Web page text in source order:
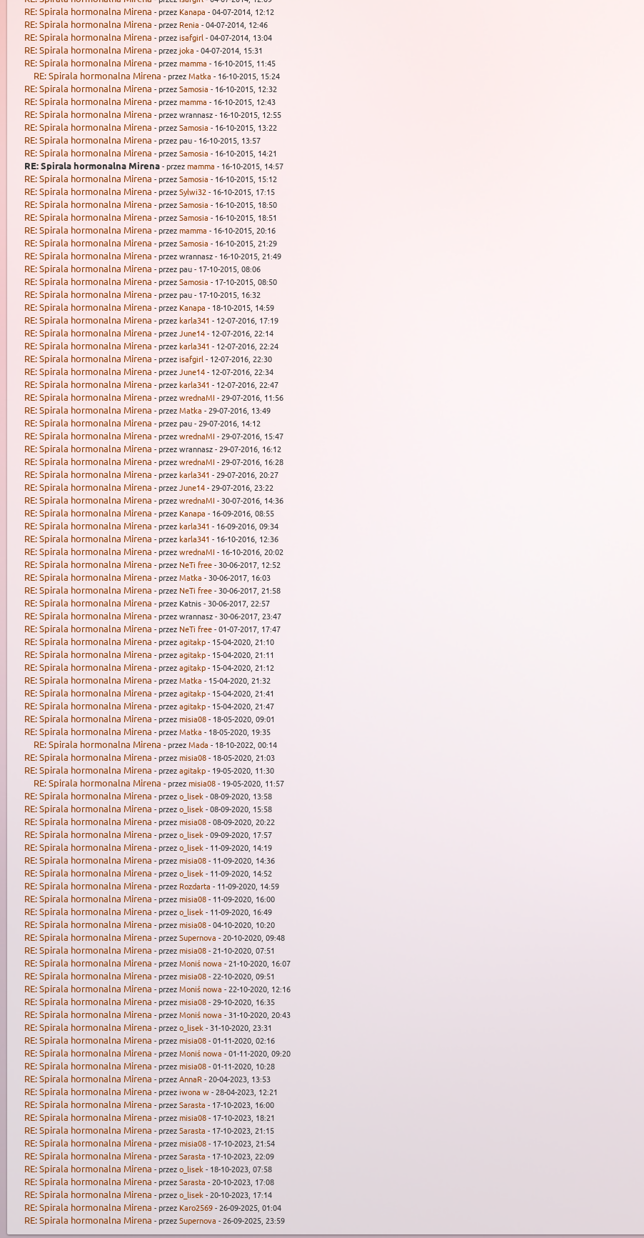
RE: Spirala hormonalna Mirena - przez Kanapa - 04-07-2014, 12:12
RE: Spirala hormonalna Mirena - przez Renia - 04-07-2014, 12:46
RE: Spirala hormonalna Mirena - przezisafgirl - 04-07-2014, 13:04
RE: Spirala hormonalna Mirena - przezjoka - 04-07-2014, 15:31
RE: Spirala hormonalna Mirena - przezmamma - 16-10-2015, 11:45
RE: Spirala hormonalna Mirena - przezMatka - 16-10-2015, 15:24
RE: Spirala hormonalna Mirena - przezSamosia - 16-10-2015, 12:32
RE: Spirala hormonalna Mirena - przezmamma - 16-10-2015, 12:43
RE: Spirala hormonalna Mirena - przez wrannasz - 16-10-2015, 12:55
RE: Spirala hormonalna Mirena - przezSamosia - 16-10-2015, 13:22
RE: Spirala hormonalna Mirena - przez pau - 16-10-2015, 13:57
RE: Spirala hormonalna Mirena - przezSamosia - 16-10-2015, 14:21
RE: Spirala hormonalna Mirena- przezmamma - 16-10-2015, 14:57
RE: Spirala hormonalna Mirena - przezSamosia - 16-10-2015, 15:12
RE: Spirala hormonalna Mirena - przezSylwi32 - 16-10-2015, 17:15
RE: Spirala hormonalna Mirena - przezSamosia - 16-10-2015, 18:50
RE: Spirala hormonalna Mirena - przezSamosia - 16-10-2015, 18:51
RE: Spirala hormonalna Mirena - przezmamma - 16-10-2015, 20:16
RE: Spirala hormonalna Mirena - przezSamosia - 16-10-2015, 21:29
RE: Spirala hormonalna Mirena - przez wrannasz - 16-10-2015, 21:49
RE: Spirala hormonalna Mirena - przez pau - 17-10-2015, 08:06
RE: Spirala hormonalna Mirena - przezSamosia - 17-10-2015, 08:50
RE: Spirala hormonalna Mirena - przez pau - 17-10-2015, 16:32
RE: Spirala hormonalna Mirena - przez Kanapa - 18-10-2015, 14:59
RE: Spirala hormonalna Mirena - przezkarla341 - 12-07-2016, 17:19
RE: Spirala hormonalna Mirena - przezJune14- 12-07-2016, 22:14
RE: Spirala hormonalna Mirena - przezkarla341 - 12-07-2016, 22:24
RE: Spirala hormonalna Mirena - przezisafgirl - 12-07-2016, 22:30
RE: Spirala hormonalna Mirena - przezJune14- 12-07-2016, 22:34
RE: Spirala hormonalna Mirena - przezkarla341 - 12-07-2016, 22:47
RE: Spirala hormonalna Mirena - przezwrednaMI - 29-07-2016, 11:56
RE: Spirala hormonalna Mirena - przezMatka - 29-07-2016, 13:49
RE: Spirala hormonalna Mirena - przez pau - 29-07-2016, 14:12
RE: Spirala hormonalna Mirena - przezwrednaMI - 29-07-2016, 15:47
RE: Spirala hormonalna Mirena - przez wrannasz - 29-07-2016, 16:12
RE: Spirala hormonalna Mirena - przezwrednaMI - 29-07-2016, 16:28
RE: Spirala hormonalna Mirena - przezkarla341 - 29-07-2016, 20:27
RE: Spirala hormonalna Mirena - przezJune14- 29-07-2016, 23:22
RE: Spirala hormonalna Mirena - przezwrednaMI - 30-07-2016, 14:36
RE: Spirala hormonalna Mirena - przez Kanapa - 16-09-2016, 08:55
RE: Spirala hormonalna Mirena - przezkarla341 - 16-09-2016, 09:34
RE: Spirala hormonalna Mirena - przezkarla341 - 16-10-2016, 12:36
RE: Spirala hormonalna Mirena - przezwrednaMI - 16-10-2016, 20:02
RE: Spirala hormonalna Mirena - przez NeTi free- 30-06-2017, 12:52
RE: Spirala hormonalna Mirena - przezMatka - 30-06-2017, 16:03
RE: Spirala hormonalna Mirena - przez NeTi free- 30-06-2017, 21:58
RE: Spirala hormonalna Mirena - przez Katnis - 30-06-2017, 22:57
RE: Spirala hormonalna Mirena - przez wrannasz - 30-06-2017, 23:47
RE: Spirala hormonalna Mirena - przez NeTi free- 01-07-2017, 17:47
RE: Spirala hormonalna Mirena - przezagitakp- 15-04-2020, 21:10
RE: Spirala hormonalna Mirena - przezagitakp- 15-04-2020, 21:11
RE: Spirala hormonalna Mirena - przezagitakp- 15-04-2020, 21:12
RE: Spirala hormonalna Mirena - przezMatka - 15-04-2020, 21:32
RE: Spirala hormonalna Mirena - przezagitakp- 15-04-2020, 21:41
RE: Spirala hormonalna Mirena - przezagitakp- 15-04-2020, 21:47
RE: Spirala hormonalna Mirena - przezmisia08- 18-05-2020, 09:01
RE: Spirala hormonalna Mirena - przezMatka - 18-05-2020, 19:35
RE: Spirala hormonalna Mirena - przezMada - 18-10-2022, 00:14
RE: Spirala hormonalna Mirena - przezmisia08- 18-05-2020, 21:03
RE: Spirala hormonalna Mirena - przezagitakp- 19-05-2020, 11:30
RE: Spirala hormonalna Mirena - przezmisia08- 19-05-2020, 11:57
RE: Spirala hormonalna Mirena - przezo_lisek - 08-09-2020, 13:58
RE: Spirala hormonalna Mirena - przezo_lisek - 08-09-2020, 15:58
RE: Spirala hormonalna Mirena - przezmisia08- 08-09-2020, 20:22
RE: Spirala hormonalna Mirena - przezo_lisek - 09-09-2020, 17:57
RE: Spirala hormonalna Mirena - przezo_lisek - 11-09-2020, 14:19
RE: Spirala hormonalna Mirena - przezmisia08- 11-09-2020, 14:36
RE: Spirala hormonalna Mirena - przezo_lisek - 11-09-2020, 14:52
RE: Spirala hormonalna Mirena - przez Rozdarta - 11-09-2020, 14:59
RE: Spirala hormonalna Mirena - przezmisia08- 11-09-2020, 16:00
RE: Spirala hormonalna Mirena - przezo_lisek - 11-09-2020, 16:49
RE: Spirala hormonalna Mirena - przezmisia08- 04-10-2020, 10:20
RE: Spirala hormonalna Mirena - przezSupernova - 20-10-2020, 09:48
RE: Spirala hormonalna Mirena - przezmisia08- 21-10-2020, 07:51
RE: Spirala hormonalna Mirena - przezMoniś nowa - 21-10-2020, 16:07
RE: Spirala hormonalna Mirena - przezmisia08- 22-10-2020, 09:51
RE: Spirala hormonalna Mirena - przezMoniś nowa - 22-10-2020, 12:16
RE: Spirala hormonalna Mirena - przezmisia08- 29-10-2020, 16:35
RE: Spirala hormonalna Mirena - przezMoniś nowa - 31-10-2020, 20:43
RE: Spirala hormonalna Mirena - przezo_lisek - 31-10-2020, 23:31
RE: Spirala hormonalna Mirena - przezmisia08- 01-11-2020, 02:16
RE: Spirala hormonalna Mirena - przezMoniś nowa - 01-11-2020, 09:20
RE: Spirala hormonalna Mirena - przezmisia08- 01-11-2020, 10:28
RE: Spirala hormonalna Mirena - przezAnnaR- 20-04-2023, 13:53
RE: Spirala hormonalna Mirena - przeziwona w- 28-04-2023, 12:21
RE: Spirala hormonalna Mirena - przezSarasta - 17-10-2023, 16:00
RE: Spirala hormonalna Mirena - przezmisia08- 17-10-2023, 18:21
RE: Spirala hormonalna Mirena - przezSarasta - 17-10-2023, 21:15
RE: Spirala hormonalna Mirena - przezmisia08- 17-10-2023, 21:54
RE: Spirala hormonalna Mirena - przezSarasta - 17-10-2023, 22:09
RE: Spirala hormonalna Mirena - przezo_lisek - 18-10-2023, 07:58
RE: Spirala hormonalna Mirena - przezSarasta - 20-10-2023, 17:08
RE: Spirala hormonalna Mirena - przezo_lisek - 20-10-2023, 17:14
RE: Spirala hormonalna Mirena - przez Karo2569- 26-09-2025, 01:04
RE: Spirala hormonalna Mirena - przezSupernova - 26-09-2025, 23:59